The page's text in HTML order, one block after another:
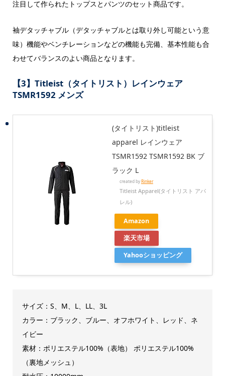
注目して作られたトップスとパンツのセット商品です。
袖デタッチャブル（デタッチャブルとは取り外し可能という意
味）機能やベンチレーションなどの機能も完備、基本性能も合
わせてバランスのよい商品となります。
【3】Titleist（タイトリスト）レインウェア
TSMR1592 メンズ
(タイトリスト)titleist
apparel レインウェア
TSMR1592 TSMR1592 BK ブ
ラック L
created by Rinker
Titleist Apparel(タイトリスト アパ
レル)
Amazon
楽天市場
Yahooショッピング
サイズ：S、M、L、LL、3L
カラー：ブラック、ブルー、オフホワイト、レッド、ネ
イビー
素材：ポリエステル100%（表地） ポリエステル100%
（裏地メッシュ）